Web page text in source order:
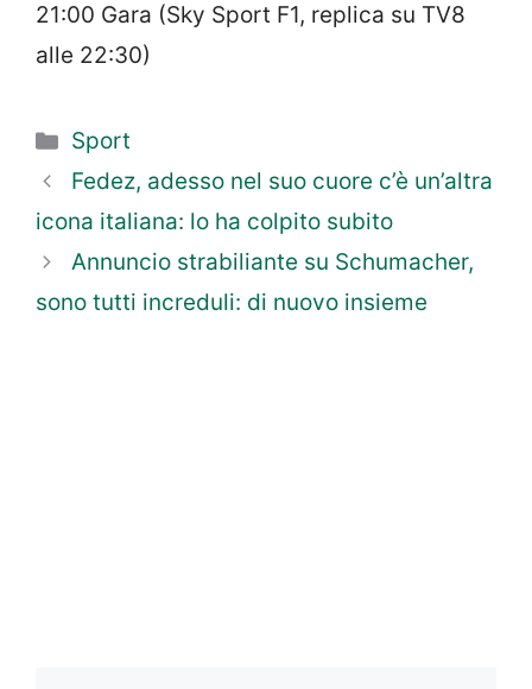
21:00 Gara (Sky Sport F1, replica su TV8
alle 22:30)
Categorie
Sport
Fedez, adesso nel suo cuore c’è un’altra
icona italiana: lo ha colpito subito
Annuncio strabiliante su Schumacher,
sono tutti increduli: di nuovo insieme